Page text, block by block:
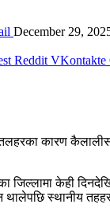
December 29,
Reddit VKontakte
कारण
जिल्लामा केही
थालेपछि स्थानीय